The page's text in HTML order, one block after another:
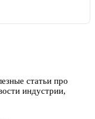
статьи про
индустрии,